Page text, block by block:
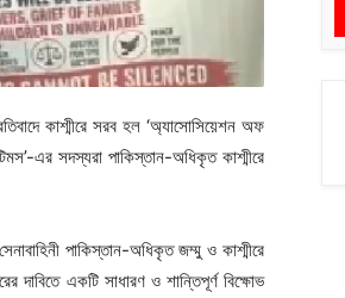
কাশ্মীরে সরব হল ‘অ্যাসোসিয়েশন অফ
এর সদস্যরা পাকিস্তান-অধিকৃত কাশ্মীরে
পাকিস্তান-অধিকৃত জম্মু ও কাশ্মীরে
দাবিতে একটি সাধারণ ও শান্তিপূর্ণ বিক্ষোভ